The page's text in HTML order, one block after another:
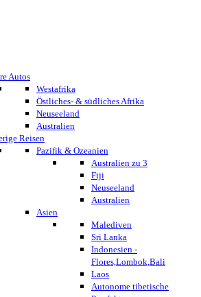
Autos
Westafrika
Östliches- & südliches Afrika
Neuseeland
Australien
Reisen
Pazifik & Ozeanien
Australien zu 3
Fiji
Neuseeland
Australien
Asien
Malediven
Sri Lanka
Indonesien -
Flores,Lombok,Bali
Laos
Autonome tibetische